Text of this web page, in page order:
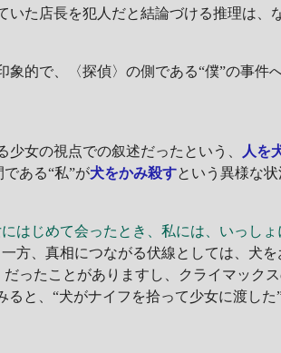
いた店長を犯人だと結論づける推理は、
象的で、〈探偵〉の側である“僕”の事件
女の視点での叙述だったという、 人を
ある“私”が犬をかみ殺すという異様な
にはじめて会ったとき、私には、いっし
方、真相につながる伏線としては、犬
だったことがありますし、クライマック
ると、“犬がナイフを拾って少女に渡した